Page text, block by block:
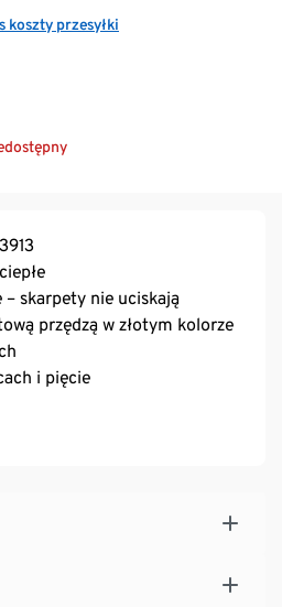
koszty przesyłki
– skarpety nie uciskają
przędzą w złotym kolorze
i pięcie
odporna na deformacje,
wysoki komfort noszenia